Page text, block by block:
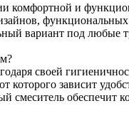
комфортной и
вариант под любые
своей
зависит
смеситель обеспечит